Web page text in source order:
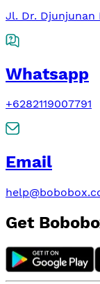
Jl. Dr. Djunjunan
Whatsapp
+6282119007791
Email
Get